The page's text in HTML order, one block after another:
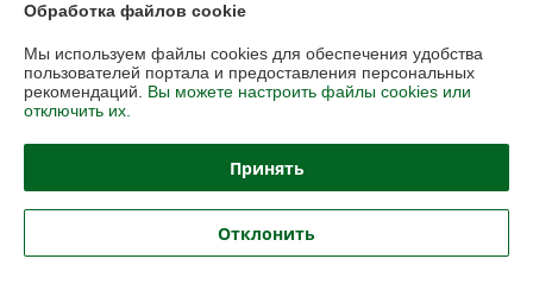
220118, г. Минск, ул. Кабушкина, 34, пом. 17
Регистрационный номер ЕГР: 193966842
Регистрационный орган: Минский горисполком
Местонахождение книги жалоб и предложений: г. Минск, Кабушкина
34,каб.17
Обработка файлов cookie
Мы используем файлы cookies для обеспечения удобства
пользователей портала и предоставления персональных
рекомендаций. Вы можете настроить файлы cookies или
отключить их.
Принять
Отклонить